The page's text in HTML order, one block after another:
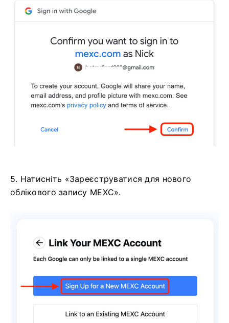
5. Натисніть «Зареєструватися для нового
облікового запису MEXC».